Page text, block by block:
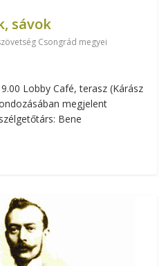
sávok
Csongrád megyei
Lobby Café, terasz (Kárász
megjelent
Bene